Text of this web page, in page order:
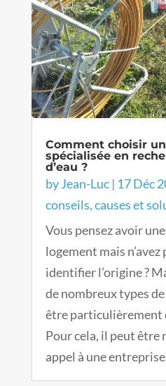
Comment choisir
spécialisée en
d’eau ?
byJean-Luc| 17 Déc
conseils, causes et
Vous pensez avoir
logement mais n’avez
identifier l’origine ?
de nombreux types
être particulièrement
Pour cela, il peut être
appel à une